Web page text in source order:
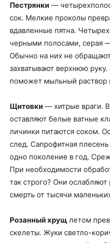
Пестрянки —
сок. Мелкие проколы
вдавленные пятна.
черными полосами, серая
Обычно на них не
захватывают верхнюю руку.
поможет мыльный раствор
Щитовки — хитрые враги.
оставляют белые ватные
личинки питаются соком.
след. Сапрофитная
одно поколение в год.
При необходимости
так строго? Они
смерть от тысячи
Розанный хрущ летом
скелеты. Жуки светло-